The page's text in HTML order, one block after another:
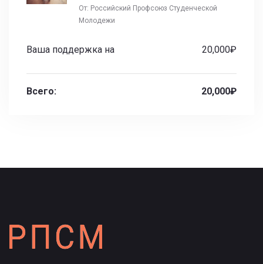
От: Российский Профсоюз Студенческой
Молодежи
Ваша поддержка на 20,000₽
Всего: 20,000₽